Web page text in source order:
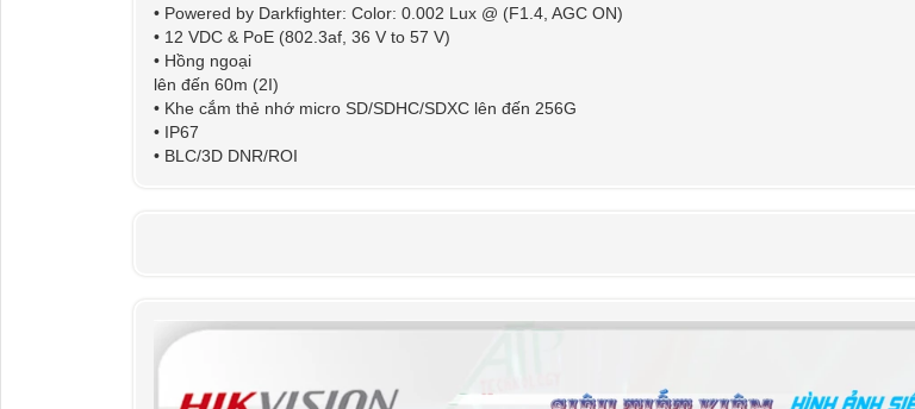
• Powered by Darkfighter: Color: 0.002 Lux @ (F1.4, AGC ON)
• 12 VDC & PoE (802.3af, 36 V to 57 V)
• Hồng ngoại
lên đến 60m (2I)
• Khe cắm thẻ nhớ micro SD/SDHC/SDXC lên đến 256G
• IP67
• BLC/3D DNR/ROI